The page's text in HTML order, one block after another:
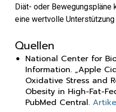
Diät- oder Bewegungspläne
eine wertvolle
Quellen
National Center for
Information. „Apple
Oxidative Stress and
Obesity in High-Fat-
PubMed Central.